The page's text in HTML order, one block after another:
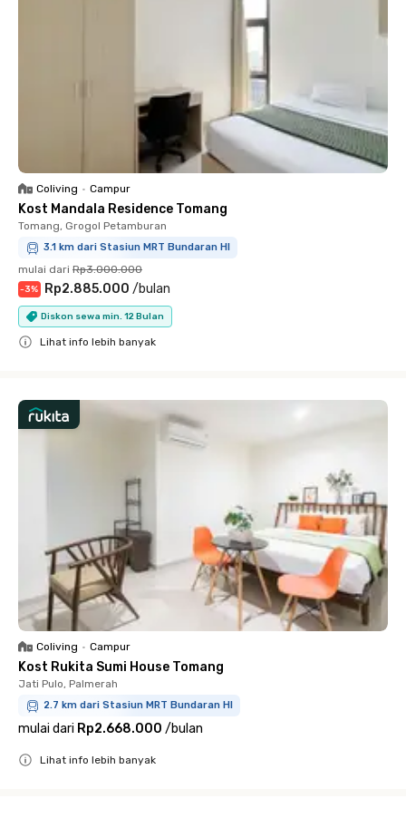
Coliving • Campur
Kost Mandala Residence Tomang
Tomang, Grogol Petamburan
3.1 km dari Stasiun MRT Bundaran HI
mulai dari Rp3.000.000
-3% Rp2.885.000 /bulan
Diskon sewa min. 12 Bulan
Lihat info lebih banyak
Coliving • Campur
Kost Rukita Sumi House Tomang
Jati Pulo, Palmerah
2.7 km dari Stasiun MRT Bundaran HI
mulai dari Rp2.668.000 /bulan
Lihat info lebih banyak